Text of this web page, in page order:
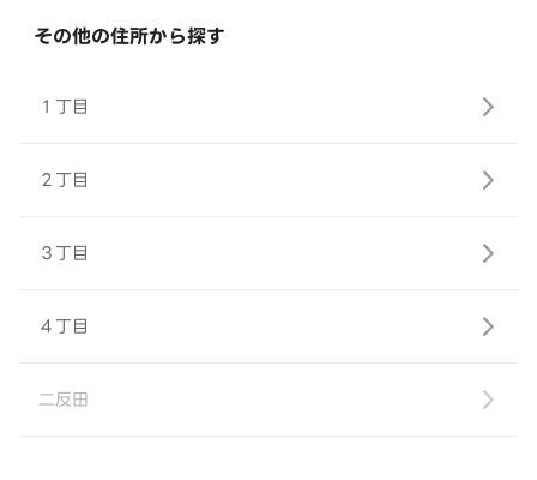
その他の住所から探す
１丁目
２丁目
３丁目
４丁目
二反田